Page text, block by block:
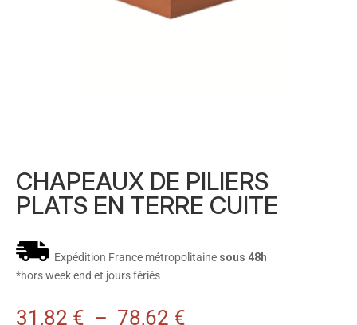
CHAPEAUX DE PILIERS
PLATS EN TERRE CUITE
Expédition France métropolitaine sous 48h
*hors week end et jours fériés
31,82 € – 78,62 €